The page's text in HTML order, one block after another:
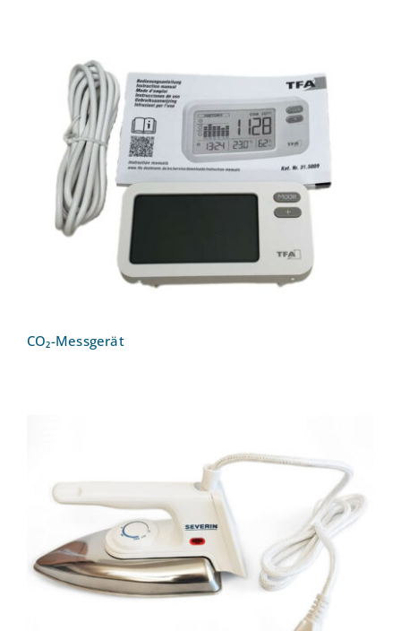
CO₂-Messgerät
CO₂-Messgerät
Bügeleisen – Trockenbügeleisen 175
Watt